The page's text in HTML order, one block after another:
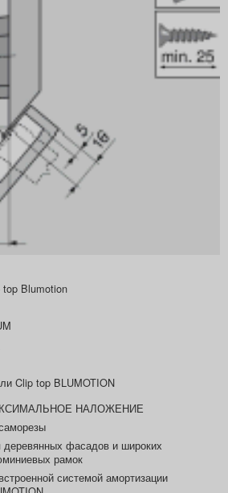
top Blumotion
Clip top BLUMOTION
НАЛОЖЕНИЕ
деревянных фасадов и широких
рамок
системой амортизации